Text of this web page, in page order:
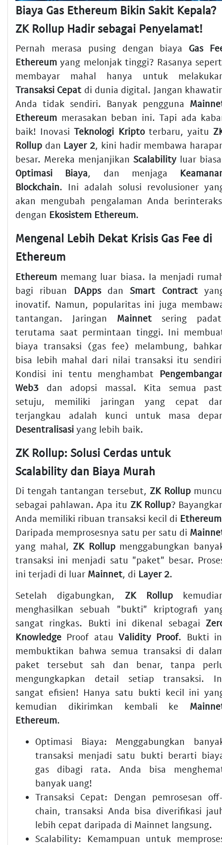
Biaya Gas Ethereum Bikin Sakit Kepala?
ZK Rollup Hadir sebagai Penyelamat!
Pernah merasa pusing dengan biaya Gas
Ethereum yang melonjak tinggi? Rasanya
membayar mahal hanya untuk
Transaksi Cepat di dunia digital. Jangan
Anda tidak sendiri. Banyak pengguna
Ethereum merasakan beban ini. Tapi ada
baik! InovasiTeknologi Kriptoterbaru, yaitu
Rollup dan Layer 2, kini hadir membawa
besar. Mereka menjanjikan Scalability luar
Optimasi Biaya, dan menjaga
Blockchain. Ini adalah solusi revolusioner
akan mengubah pengalaman Anda
dengan Ekosistem Ethereum.
Mengenal Lebih Dekat Krisis Gas Fee di
Ethereum
Ethereum memang luar biasa. Ia menjadi
bagi ribuan
DAppsdanSmart Contract
inovatif. Namun, popularitas ini juga
tantangan. Jaringan Mainnet sering
terutama saat permintaan tinggi. Ini
biaya transaksi (gas fee) melambung,
bisa lebih mahal dari nilai transaksi itu
Kondisi ini tentu menghambat
Web3 dan adopsi massal. Kita semua
setuju, memiliki jaringan yang cepat
terjangkau adalah kunci untuk masa
Desentralisasi yang lebih baik.
ZK Rollup: Solusi Cerdas untuk
Scalability dan Biaya Murah
Di tengah tantangan tersebut, ZK Rollup
sebagai pahlawan. Apa itu ZK Rollup?
Anda memiliki ribuan transaksi kecil di Ethereum
Daripada memprosesnya satu per satu di
yang mahal, ZK Rollupmenggabungkan
transaksi ini menjadi satu "paket" besar.
ini terjadi di luar Mainnet, di Layer 2.
Setelah digabungkan, ZK Rollup
menghasilkan sebuah "bukti" kriptografi
sangat ringkas. Bukti ini dikenal sebagai
Knowledge Proof atau Validity Proof. Bukti
membuktikan bahwa semua transaksi di
paket tersebut sah dan benar, tanpa
mengungkapkan detail setiap transaksi.
sangat efisien! Hanya satu bukti kecil ini
kemudian dikirimkan kembali ke
Ethereum.
Optimasi Biaya: Menggabungkan
transaksi menjadi satu bukti berarti
gas dibagi rata. Anda bisa
banyak uang!
Transaksi Cepat: Dengan pemrosesan
chain, transaksi Anda bisa diverifikasi
lebih cepat daripada di Mainnet langsung.
Scalability: Kemampuan untuk